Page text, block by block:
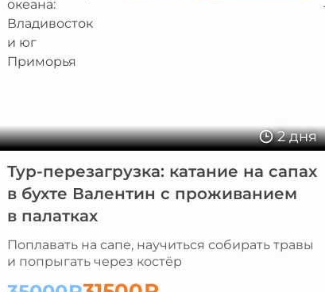
2 дня
Тур-перезагрузка: катание на сапах
в бухте Валентин с проживанием
в палатках
Поплавать на сапе, научиться собирать травы
и попрыгать через костёр